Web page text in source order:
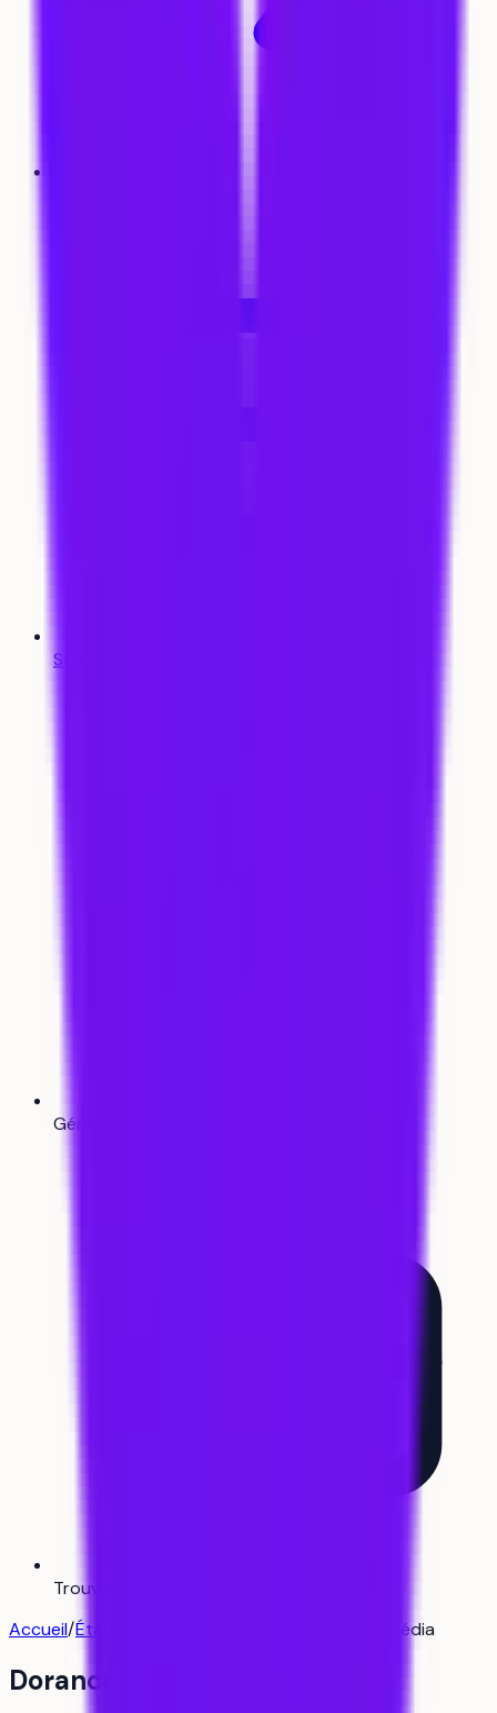
Stratégie de vœux
Générateur de CV
Trouver mon alternance
Accueil/Établissements Doranco espace multimédia
Doranco espace multimédia